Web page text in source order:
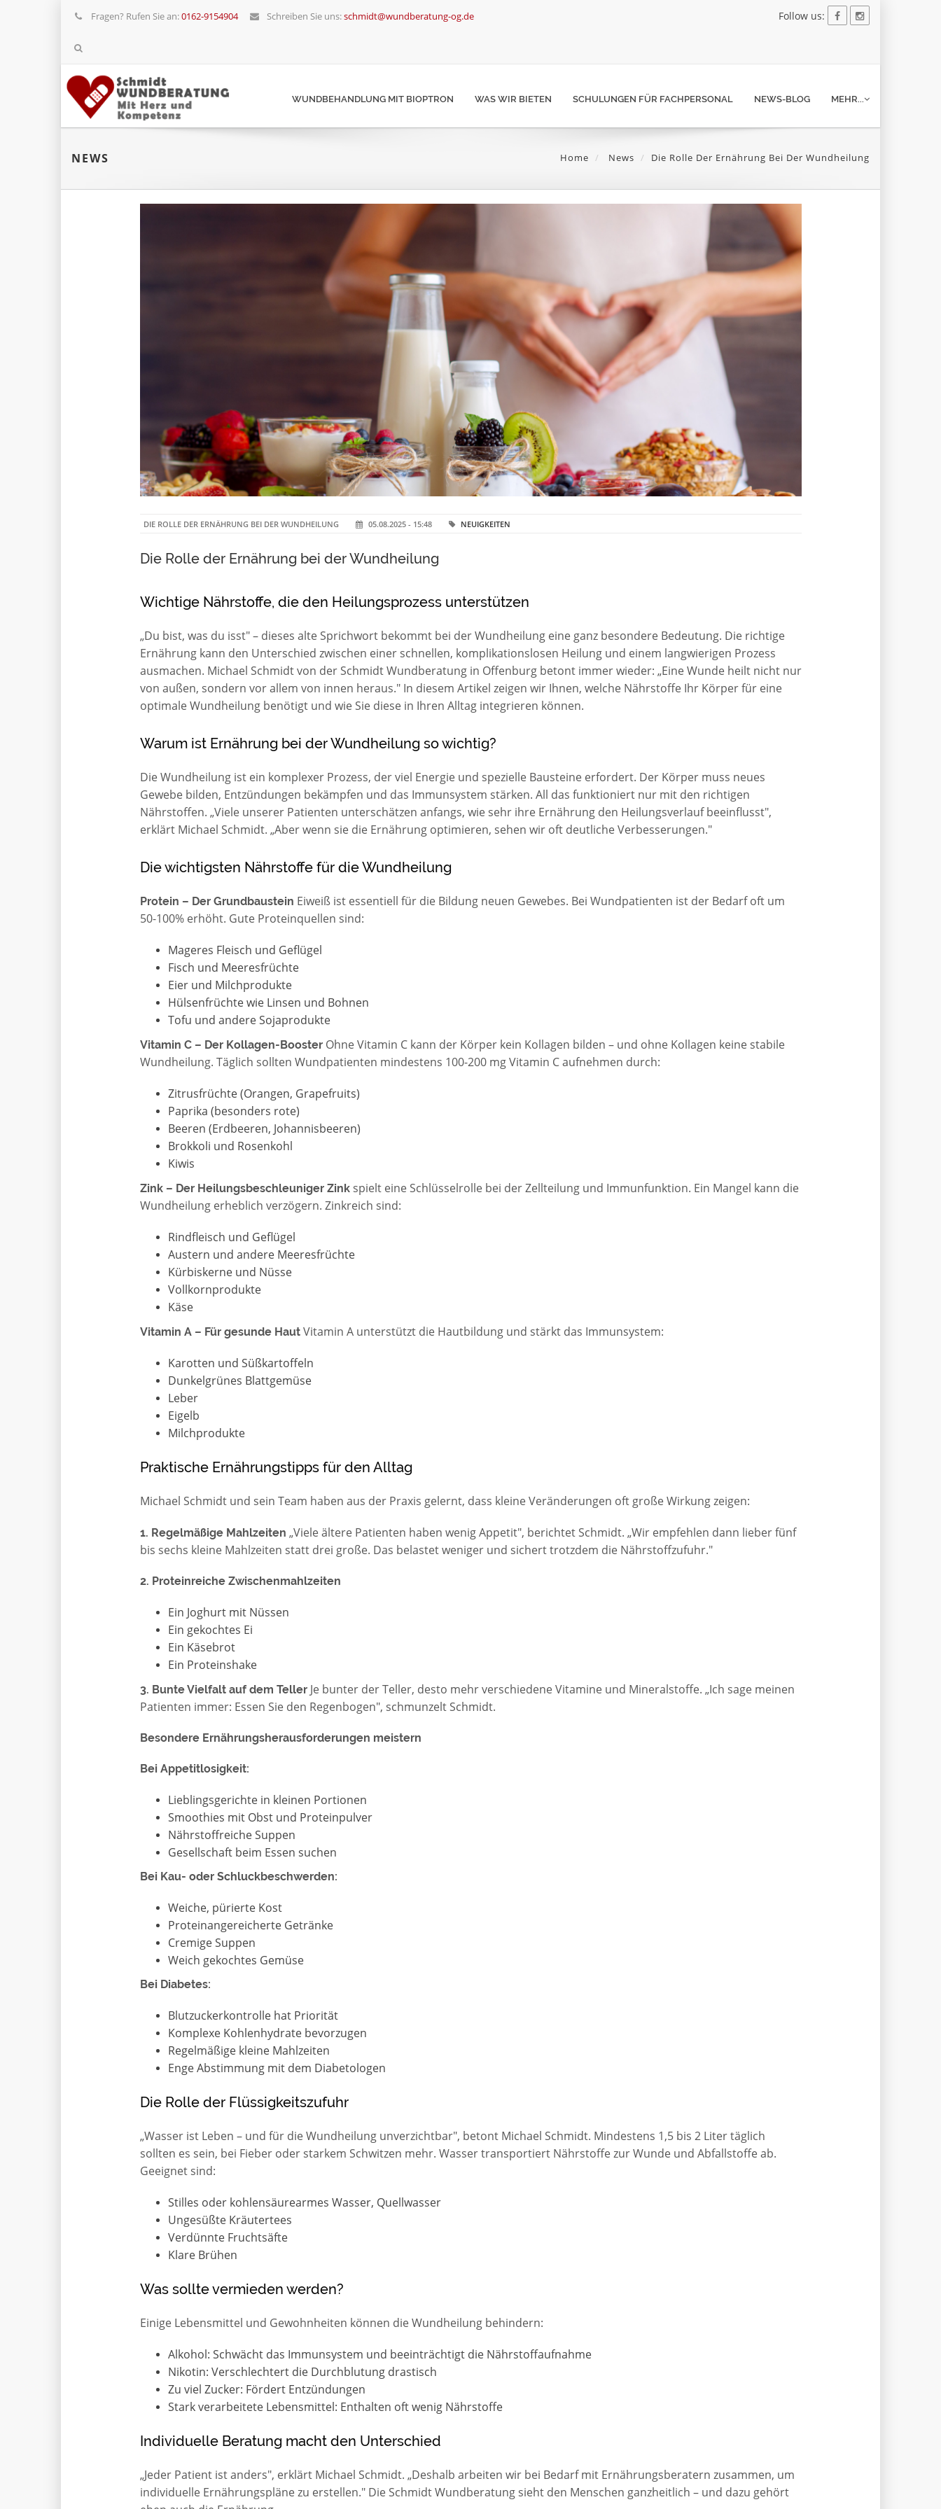
Fragen? Rufen Sie an:0162-9154904 Schreiben Sie uns:schmidt@wundberatung-og.de Follow us:
WUNDBEHANDLUNG MIT BIOPTRON WAS WIR BIETEN SCHULUNGEN FÜR FACHPERSONAL NEWS-BLOG MEHR...
NEWS Home News Die Rolle Der Ernährung Bei Der Wundheilung
DIE ROLLE DER ERNÄHRUNG BEI DER WUNDHEILUNG 05.08.2025 - 15:48 NEUIGKEITEN
Die Rolle der Ernährung bei der Wundheilung
Wichtige Nährstoffe, die den Heilungsprozess unterstützen
„Du bist, was du isst" – dieses alte Sprichwort bekommt bei der Wundheilung eine ganz besondere Bedeutung. Die richtige
Ernährung kann den Unterschied zwischen einer schnellen, komplikationslosen Heilung und einem langwierigen Prozess
ausmachen. Michael Schmidt von der Schmidt Wundberatung in Offenburg betont immer wieder: „Eine Wunde heilt nicht nur
von außen, sondern vor allem von innen heraus." In diesem Artikel zeigen wir Ihnen, welche Nährstoffe Ihr Körper für eine
optimale Wundheilung benötigt und wie Sie diese in Ihren Alltag integrieren können.
Warum ist Ernährung bei der Wundheilung so wichtig?
Die Wundheilung ist ein komplexer Prozess, der viel Energie und spezielle Bausteine erfordert. Der Körper muss neues
Gewebe bilden, Entzündungen bekämpfen und das Immunsystem stärken. All das funktioniert nur mit den richtigen
Nährstoffen. „Viele unserer Patienten unterschätzen anfangs, wie sehr ihre Ernährung den Heilungsverlauf beeinflusst",
erklärt Michael Schmidt. „Aber wenn sie die Ernährung optimieren, sehen wir oft deutliche Verbesserungen."
Die wichtigsten Nährstoffe für die Wundheilung
Protein – Der Grundbaustein Eiweiß ist essentiell für die Bildung neuen Gewebes. Bei Wundpatienten ist der Bedarf oft um
50-100% erhöht. Gute Proteinquellen sind:
Mageres Fleisch und Geflügel
Fisch und Meeresfrüchte
Eier und Milchprodukte
Hülsenfrüchte wie Linsen und Bohnen
Tofu und andere Sojaprodukte
Vitamin C – Der Kollagen-BoosterOhne Vitamin C kann der Körper kein Kollagen bilden – und ohne Kollagen keine stabile
Wundheilung. Täglich sollten Wundpatienten mindestens 100-200 mg Vitamin C aufnehmen durch:
Zitrusfrüchte (Orangen, Grapefruits)
Paprika (besonders rote)
Beeren (Erdbeeren, Johannisbeeren)
Brokkoli und Rosenkohl
Kiwis
Zink – Der Heilungsbeschleuniger Zinkspielt eine Schlüsselrolle bei der Zellteilung und Immunfunktion. Ein Mangel kann die
Wundheilung erheblich verzögern. Zinkreich sind:
Rindfleisch und Geflügel
Austern und andere Meeresfrüchte
Kürbiskerne und Nüsse
Vollkornprodukte
Käse
Vitamin A – Für gesunde HautVitamin A unterstützt die Hautbildung und stärkt das Immunsystem:
Karotten und Süßkartoffeln
Dunkelgrünes Blattgemüse
Leber
Eigelb
Milchprodukte
Praktische Ernährungstipps für den Alltag
Michael Schmidt und sein Team haben aus der Praxis gelernt, dass kleine Veränderungen oft große Wirkung zeigen:
1. Regelmäßige Mahlzeiten „Viele ältere Patienten haben wenig Appetit", berichtet Schmidt. „Wir empfehlen dann lieber fünf
bis sechs kleine Mahlzeiten statt drei große. Das belastet weniger und sichert trotzdem die Nährstoffzufuhr."
2. Proteinreiche Zwischenmahlzeiten
Ein Joghurt mit Nüssen
Ein gekochtes Ei
Ein Käsebrot
Ein Proteinshake
3. Bunte Vielfalt auf dem TellerJe bunter der Teller, desto mehr verschiedene Vitamine und Mineralstoffe. „Ich sage meinen
Patienten immer: Essen Sie den Regenbogen", schmunzelt Schmidt.
Besondere Ernährungsherausforderungen meistern
Bei Appetitlosigkeit:
Lieblingsgerichte in kleinen Portionen
Smoothies mit Obst und Proteinpulver
Nährstoffreiche Suppen
Gesellschaft beim Essen suchen
Bei Kau- oder Schluckbeschwerden:
Weiche, pürierte Kost
Proteinangereicherte Getränke
Cremige Suppen
Weich gekochtes Gemüse
Bei Diabetes:
Blutzuckerkontrolle hat Priorität
Komplexe Kohlenhydrate bevorzugen
Regelmäßige kleine Mahlzeiten
Enge Abstimmung mit dem Diabetologen
Die Rolle der Flüssigkeitszufuhr
„Wasser ist Leben – und für die Wundheilung unverzichtbar", betont Michael Schmidt. Mindestens 1,5 bis 2 Liter täglich
sollten es sein, bei Fieber oder starkem Schwitzen mehr. Wasser transportiert Nährstoffe zur Wunde und Abfallstoffe ab.
Geeignet sind:
Stilles oder kohlensäurearmes Wasser, Quellwasser
Ungesüßte Kräutertees
Verdünnte Fruchtsäfte
Klare Brühen
Was sollte vermieden werden?
Einige Lebensmittel und Gewohnheiten können die Wundheilung behindern:
Alkohol: Schwächt das Immunsystem und beeinträchtigt die Nährstoffaufnahme
Nikotin: Verschlechtert die Durchblutung drastisch
Zu viel Zucker: Fördert Entzündungen
Stark verarbeitete Lebensmittel: Enthalten oft wenig Nährstoffe
Individuelle Beratung macht den Unterschied
„Jeder Patient ist anders", erklärt Michael Schmidt. „Deshalb arbeiten wir bei Bedarf mit Ernährungsberatern zusammen, um
individuelle Ernährungspläne zu erstellen." Die Schmidt Wundberatung sieht den Menschen ganzheitlich – und dazu gehört